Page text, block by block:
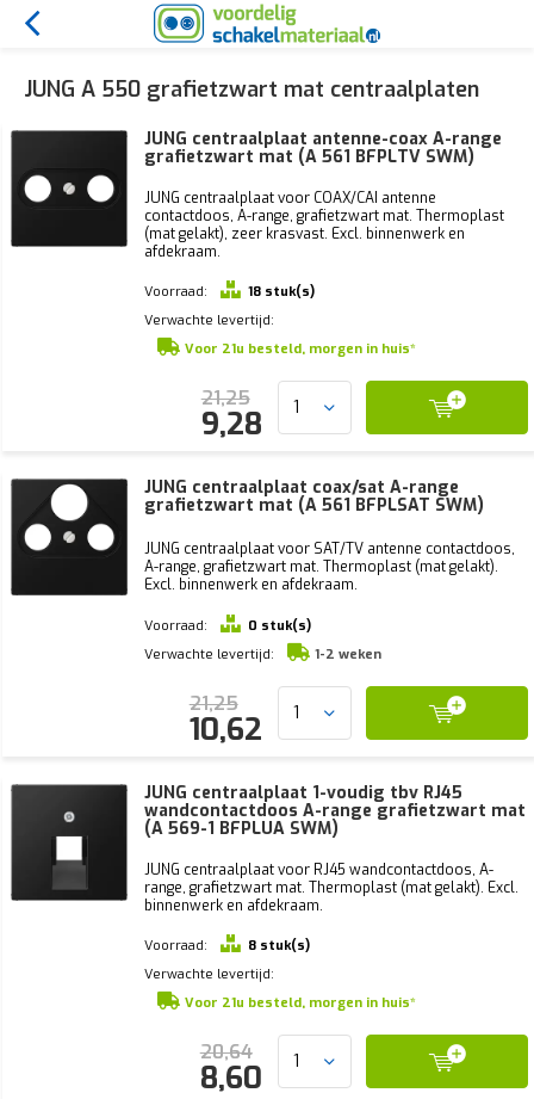
JUNG A 550 grafietzwart mat centraalplaten
JUNG centraalplaat antenne-coax A-range
grafietzwart mat (A 561 BFPLTV SWM)
JUNG centraalplaat voor COAX/CAI antenne
contactdoos, A-range, grafietzwart mat. Thermoplast
(mat gelakt), zeer krasvast. Excl. binnenwerk en
afdekraam.
Voorraad:
18 stuk(s)
Verwachte levertijd:
Voor 21u besteld, morgen in huis*
21,25
9,28
JUNG centraalplaat coax/sat A-range
grafietzwart mat (A 561 BFPLSAT SWM)
JUNG centraalplaat voor SAT/TV antenne contactdoos,
A-range, grafietzwart mat. Thermoplast (mat gelakt).
Excl. binnenwerk en afdekraam.
Voorraad:
0 stuk(s)
Verwachte levertijd:
1-2 weken
21,25
10,62
JUNG centraalplaat 1-voudig tbv RJ45
wandcontactdoos A-range grafietzwart mat
(A 569-1 BFPLUA SWM)
JUNG centraalplaat voor RJ45 wandcontactdoos, A-
range, grafietzwart mat. Thermoplast (mat gelakt). Excl.
binnenwerk en afdekraam.
Voorraad:
8 stuk(s)
Verwachte levertijd:
Voor 21u besteld, morgen in huis*
20,64
8,60